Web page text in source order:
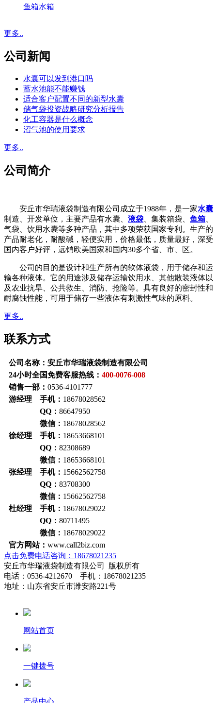
鱼箱水箱
更多..
公司新闻
水囊可以发到港口吗
蓄水池能不能赚钱
适合客户配置不同的新型水囊
储气袋投资战略研究分析报告
化工容器是什么概念
沼气池的使用要求
更多..
公司简介
安丘市华瑞液袋制造有限公司成立于1988年，是一家水囊
制造、开发单位，主要产品有水囊、 液袋、集装箱袋、 鱼箱、
气袋、饮用水囊等多种产品，其中多项荣获国家专利。生产的
产品耐老化，耐酸碱，轻便实用，价格最低，质量最好，深受
国内客户好评，远销欧美国家和国内30多个省、市、区。
公司的目的是设计和生产所有的软体液袋，用于储存和运
输各种液体。它的用途涉及储存运输饮用水、其他散装液体以
及农业抗旱、公共救生、消防、抢险等。具有良好的密封性和
耐腐蚀性能，可用于储存一些液体有刺激性气味的原料。
更多..
联系方式
公司名称：安丘市华瑞液袋制造有限公司
24小时全国免费客服热线： 400-0076-008
销售一部： 0536-4101777
游经理 手机： 18678028562
QQ： 86647950
微信： 18678028562
徐经理 手机： 18653668101
QQ： 82308689
微信： 18653668101
张经理 手机： 15662562758
QQ： 83708300
微信： 15662562758
杜经理 手机： 18678029022
QQ： 80711495
微信： 18678029022
官方网站： www.call2biz.com
点击免费电话咨询：18678021235
安丘市华瑞液袋制造有限公司 版权所有
电话：0536-4212670 手机：18678021235
地址：山东省安丘市潍安路221号
网站首页
一键拨号